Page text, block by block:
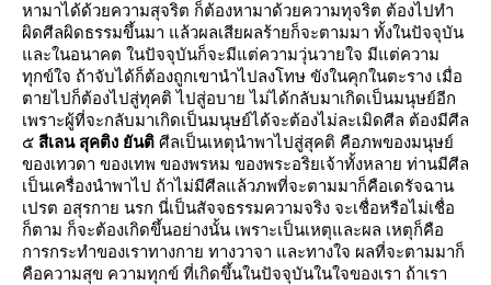
หามาได้ด้วยความสุจริต ก็ต้องหามาด้วยความทุจริต ต้องไปทำ
ผิดศีลผิดธรรมขึ้นมา แล้วผลเสียผลร้ายก็จะตามมา ทั้งในปัจจุบัน
ละในอนาคต ในปัจจุบันก็จะมีแต่ความวุ่นวายใจ มีแต่ความ
ทุกข์ใจ ถ้าจับได้ก็ต้องถูกเขานำไปลงโทษ ขังในคุกในตะราง เมื่อ
ตายไปก็ต้องไปสู่ทุคติ ไปสู่อบาย ไม่ได้กลับมาเกิดเป็นมนุษย์อีก
เพราะผู้ที่จะกลับมาเกิดเป็นมนุษย์ได้จะต้องไม่ละเมิดศีล ต้องมีศีล
๕ สีเลน สุคติง ยันติ ศีลเป็นเหตุนำพาไปสู่สุคติ คือภพของมนุษย์
ของเทวดา ของเทพ ของพรหม ของพระอริยเจ้าทั้งหลาย ท่านมีศีล
เป็นเครื่องนำพาไป ถ้าไม่มีศีลแล้วภพที่จะตามมาก็คือเดรัจฉาน
เปรต อสุรกาย นรก นี่เป็นสัจจธรรมความจริง จะเชื่อหรือไม่เชื่อ
ก็ตาม ก็จะต้องเกิดขึ้นอย่างนั้น เพราะเป็นเหตุและผล เหตุก็คือ
การกระทำของเราทางกาย ทางวาจา และทางใจ ผลที่จะตามมาก็
คือความสุข ความทุกข์ ที่เกิดขึ้นในปัจจุบันในใจของเรา ถ้าเรา